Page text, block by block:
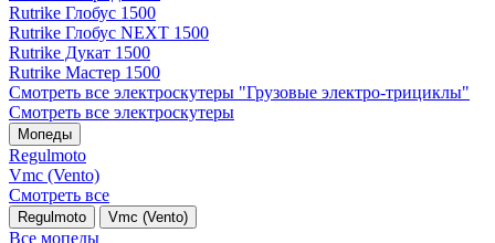
Rutrike Глобус 1500
Rutrike Глобус NEXT 1500
Rutrike Дукат 1500
Rutrike Мастер 1500
Смотреть все электро­скутеры "Грузовые электро‑трициклы"
Смотреть все электро­скутеры
Мопеды
Regulmoto
Vmc (Vento)
Смотреть все
Regulmoto Vmc (Vento)
Все мопеды